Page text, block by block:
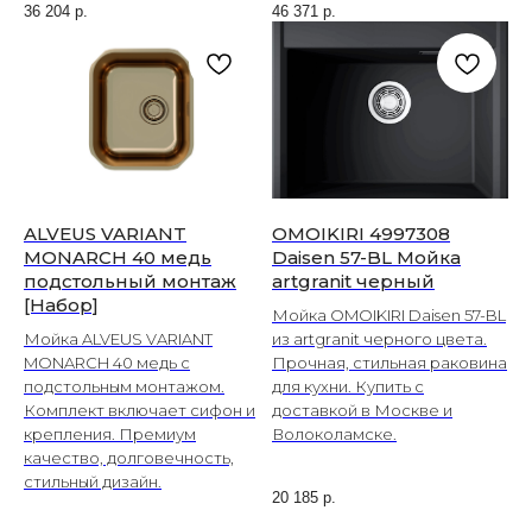
36 204 р. 46 371 р.
ALVEUS VARIANT
MONARCH 40 медь
подстольный монтаж
[Набор]
Мойка ALVEUS VARIANT
MONARCH 40 медь с
подстольным монтажом.
Комплект включает сифон и
крепления. Премиум
качество, долговечность,
стильный дизайн.
OMOIKIRI 4997308
Daisen 57-BL Мойка
artgranit черный
Мойка OMOIKIRI Daisen 57-BL
из artgranit черного цвета.
Прочная, стильная раковина
для кухни. Купить с
доставкой в Москве и
Волоколамске.
20 185 р.